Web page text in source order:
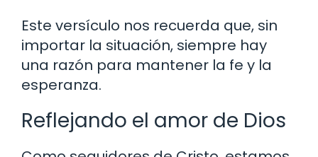
Este versículo nos recuerda que, sin
importar la situación, siempre hay
una razón para mantener la fe y la
esperanza.
Reflejando el amor de Dios